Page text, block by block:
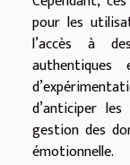
pour les
l’accès à
d’anticiper
gestion des